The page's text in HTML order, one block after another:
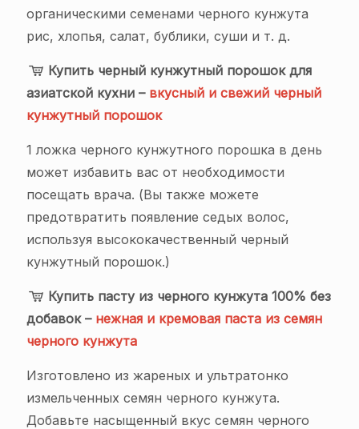
органическими семенами черного кунжута
рис, хлопья, салат, бублики, суши и т. д.
Купить черный кунжутный порошок для
азиатской кухни – вкусный и свежий черный
кунжутный порошок
1 ложка черного кунжутного порошка в день
может избавить вас от необходимости
посещать врача. (Вы также можете
предотвратить появление седых волос,
используя высококачественный черный
кунжутный порошок.)
Купить пасту из черного кунжута 100% без
добавок – нежная и кремовая паста из семян
черного кунжута
Изготовлено из жареных и ультратонко
измельченных семян черного кунжута.
Добавьте насыщенный вкус семян черного